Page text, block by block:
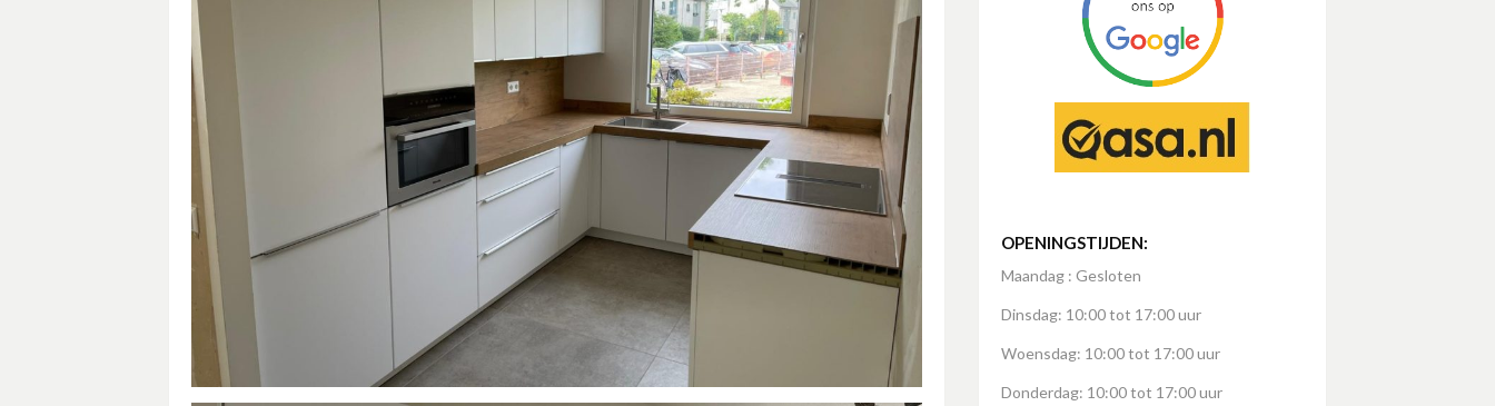
OPENINGSTIJDEN:
Maandag : Gesloten
Dinsdag: 10:00 tot 17:00 uur
Woensdag: 10:00 tot 17:00 uur
Donderdag: 10:00 tot 17:00 uur